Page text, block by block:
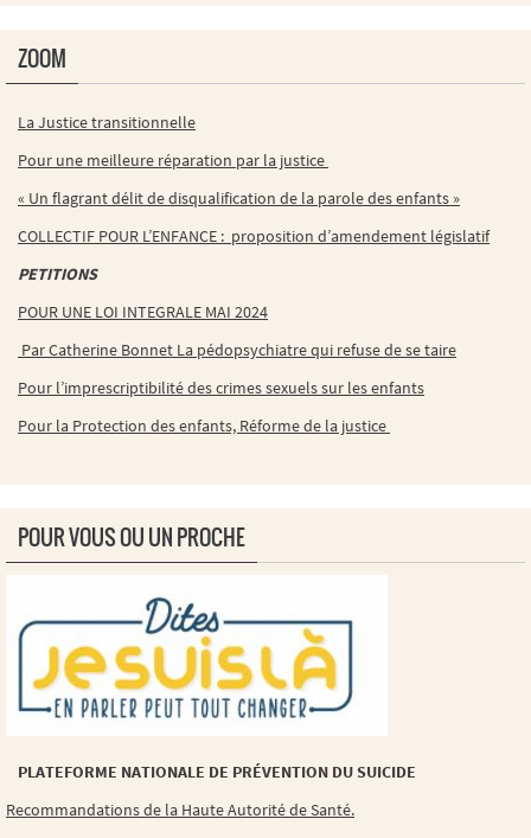
ZOOM
La Justice transitionnelle
Pour une meilleure réparation par la justice
« Un flagrant délit de disqualification de la parole des enfants »
COLLECTIF POUR L’ENFANCE : proposition d’amendement législatif
PETITIONS
POUR UNE LOI INTEGRALE MAI 2024
Par Catherine Bonnet La pédopsychiatre qui refuse de se taire
Pour l’imprescriptibilité des crimes sexuels sur les enfants
Pour la Protection des enfants, Réforme de la justice
POUR VOUS OU UN PROCHE
PLATEFORME NATIONALE DE PRÉVENTION DU SUICIDE
Recommandations de la Haute Autorité de Santé.